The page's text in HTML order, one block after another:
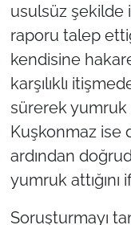
usulsüz şekilde
raporu talep
kendisine
karşılıklı
sürerek yumruk
Kuşkonmaz ise
ardından
yumruk attığını
Soruşturmayı